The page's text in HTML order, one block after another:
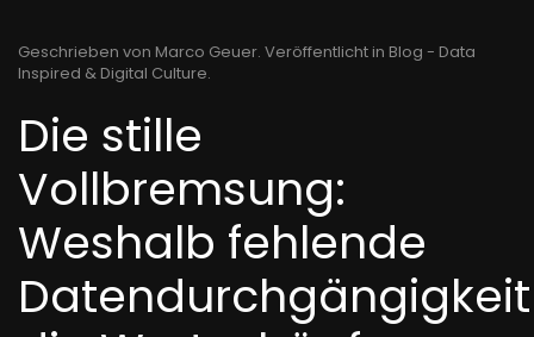
Geschrieben von Marco Geuer. Veröffentlicht in Blog - Data
Inspired & Digital Culture.
Die stille
Vollbremsung:
Weshalb fehlende
Datendurchgängigkeit